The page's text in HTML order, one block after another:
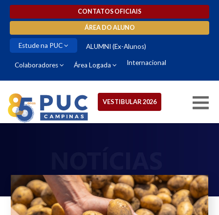
CONTATOS OFICIAIS
ÁREA DO ALUNO
Estude na PUC ALUMNI (Ex-Alunos)
Colaboradores Área Logada Internacional
VESTIBULAR 2026